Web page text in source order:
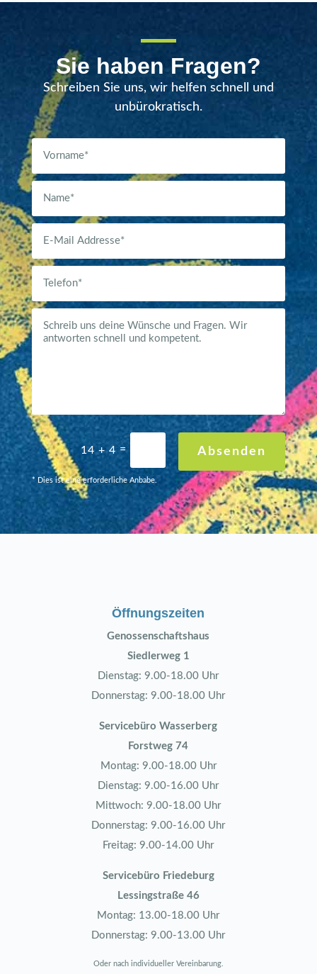
Sie haben Fragen?
Schreiben Sie uns, wir helfen schnell und
unbürokratisch.
14 + 4 = Absenden
* Dies ist eine erforderliche Anbabe.
Öffnungszeiten
Genossenschaftshaus
Siedlerweg 1
Dienstag: 9.00-18.00 Uhr
Donnerstag: 9.00-18.00 Uhr
Servicebüro Wasserberg
Forstweg 74
Montag: 9.00-18.00 Uhr
Dienstag: 9.00-16.00 Uhr
Mittwoch: 9.00-18.00 Uhr
Donnerstag: 9.00-16.00 Uhr
Freitag: 9.00-14.00 Uhr
Servicebüro Friedeburg
Lessingstraße 46
Montag: 13.00-18.00 Uhr
Donnerstag: 9.00-13.00 Uhr
Oder nach individueller Vereinbarung.